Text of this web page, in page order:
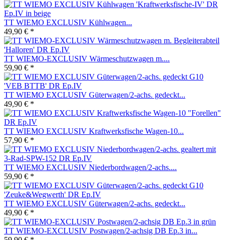
TT WIEMO EXCLUSIV Kühlwagen...
49,90 € *
TT WIEMO-EXCLUSIV Wärmeschutzwagen m....
59,90 € *
TT WIEMO EXCLUSIV Güterwagen/2-achs. gedeckt...
49,90 € *
TT WIEMO EXCLUSIV Kraftwerksfische Wagen-10...
57,90 € *
TT WIEMO EXCLUSIV Niederbordwagen/2-achs....
59,90 € *
TT WIEMO EXCLUSIV Güterwagen/2-achs. gedeckt...
49,90 € *
TT WIEMO-EXCLUSIV Postwagen/2-achsig DB Ep.3 in...